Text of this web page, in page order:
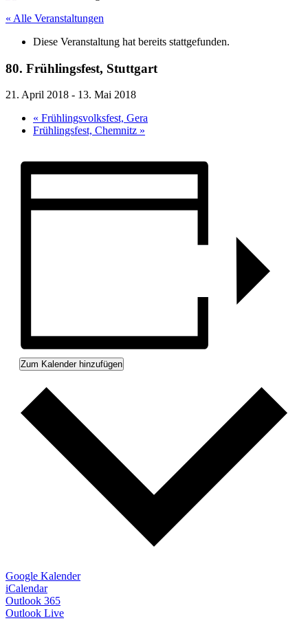
« Alle Veranstaltungen
Diese Veranstaltung hat bereits stattgefunden.
80. Frühlingsfest, Stuttgart
21. April 2018 - 13. Mai 2018
« Frühlingsvolksfest, Gera
Frühlingsfest, Chemnitz »
Zum Kalender hinzufügen
Google Kalender
iCalendar
Outlook 365
Outlook Live